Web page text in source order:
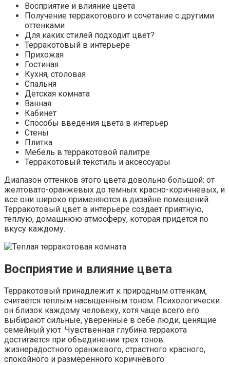
Восприятие и влияние цвета
Получение терракотового и сочетание с другими
оттенками
Для каких стилей подходит цвет?
Терракотовый в интерьере
Прихожая
Гостиная
Кухня, столовая
Спальня
Детская комната
Ванная
Кабинет
Способы введения цвета в интерьер
Стены
Плитка
Мебель в терракотовой палитре
Терракотовый текстиль и аксессуары
Диапазон оттенков этого цвета довольно большой: от
желтовато-оранжевых до темных красно-коричневых, и
все они широко применяются в дизайне помещений.
Терракотовый цвет в интерьере создает приятную,
теплую, домашнюю атмосферу, которая придется по
вкусу каждому.
Восприятие и влияние цвета
Терракотовый принадлежит к природным оттенкам,
считается теплым насыщенным тоном. Психологически
он близок каждому человеку, хотя чаще всего его
выбирают сильные, уверенные в себе люди, ценящие
семейный уют. Чувственная глубина терракота
достигается при объединении трех тонов:
жизнерадостного оранжевого, страстного красного,
спокойного и размеренного коричневого.